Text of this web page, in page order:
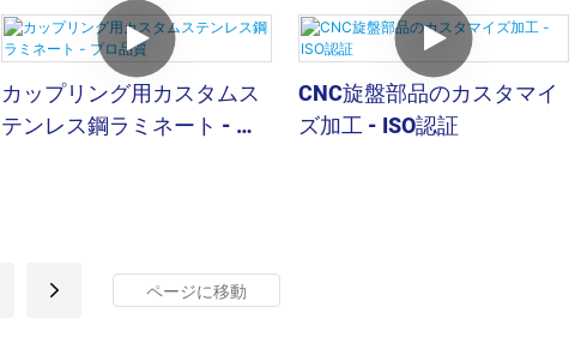
Coupling Machining
Custom Electric Motor
Couplings
Precision Metal Laminated
304 Stainless Steel
Coupling Diaphragm
カップリング用カスタムス
テンレス鋼ラミネート - プ
CNC旋盤部品のカスタマイ
ズ加工 - ISO認証